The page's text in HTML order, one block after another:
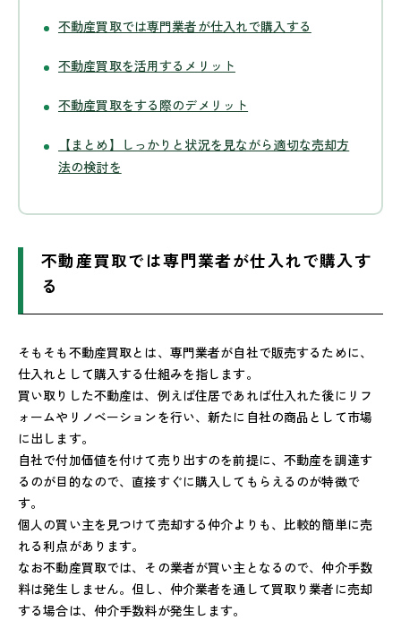
不動産買取では専門業者が仕入れで購入する
不動産買取を活用するメリット
不動産買取をする際のデメリット
【まとめ】しっかりと状況を見ながら適切な売却方
法の検討を
不動産買取では専門業者が仕入れで購入す
る
そもそも不動産買取とは、専門業者が自社で販売するために、
仕入れとして購入する仕組みを指します。
買い取りした不動産は、例えば住居であれば仕入れた後にリフ
ォームやリノベーションを行い、新たに自社の商品として市場
に出します。
自社で付加価値を付けて売り出すのを前提に、不動産を調達す
るのが目的なので、直接すぐに購入してもらえるのが特徴で
す。
個人の買い主を見つけて売却する仲介よりも、比較的簡単に売
れる利点があります。
なお不動産買取では、その業者が買い主となるので、仲介手数
料は発生しません。但し、仲介業者を通して買取り業者に売却
する場合は、仲介手数料が発生します。